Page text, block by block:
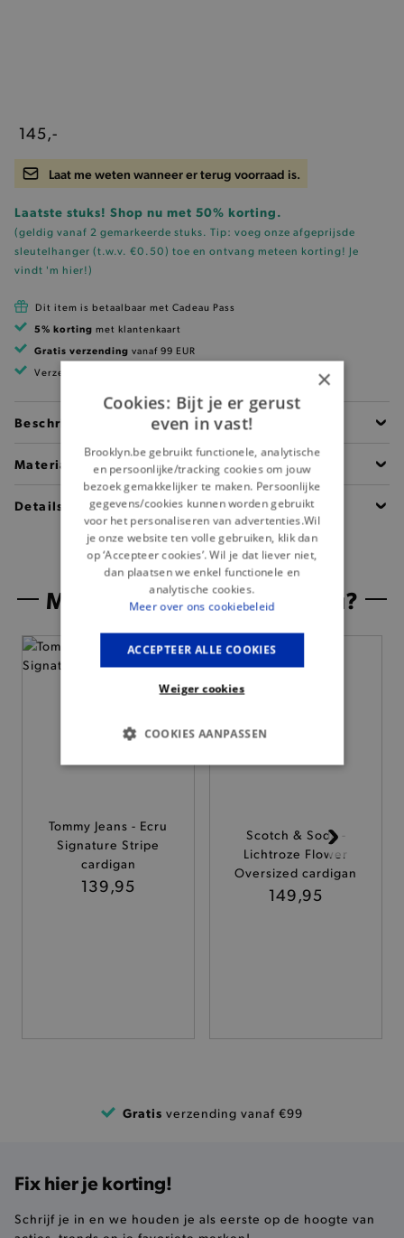
145,-
Laat me weten wanneer er terug voorraad is.
Laatste stuks! Shop nu met 50% korting.
(geldig vanaf 2 gemarkeerde stuks. Tip: voeg onze afgeprijsde
sleutelhanger (t.w.v. €0.50) toe en ontvang meteen korting! Je
vindt 'm hier!)
Dit item is betaalbaar met Cadeau Pass
5% korting met klantenkaart
Gratis verzending vanaf 99 EUR
Verzending binnen 1 à 2 werkdagen
Beschrijving
Materiaal
Details
Misschien is dit iets voor jou?
Tommy Jeans - Ecru
Signature Stripe
cardigan
139,95
Scotch & Soda -
Lichtroze Flower
Oversized cardigan
149,95
Gratis verzending vanaf €99
Fix hier je korting!
Schrijf je in en we houden je als eerste op de hoogte van
×
Cookies: Bijt je er gerust
even in vast!
Brooklyn.be gebruikt functionele, analytische
en persoonlijke/tracking cookies om jouw
bezoek gemakkelijker te maken. Persoonlijke
gegevens/cookies kunnen worden gebruikt
voor het personaliseren van advertenties.Wil
je onze website ten volle gebruiken, klik dan
op ‘Accepteer cookies’. Wil je dat liever niet,
dan plaatsen we enkel functionele en
analytische cookies.
Meer over ons cookiebeleid
ACCEPTEER ALLE COOKIES
Weiger cookies
COOKIES AANPASSEN
BASIS COOKIES
TARGETING
De strikt noodzakelijke cookies verbeteren jouw
niet jouw identiteit.